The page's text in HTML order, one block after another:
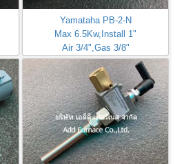
Yamataha PB-2-N
Max 6.5Kw,Install 1"
Air 3/4",Gas 3/8"